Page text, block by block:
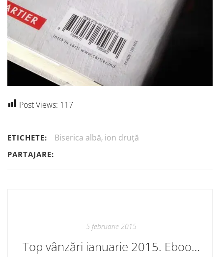
Post Views: 117
ETICHETE: Biserica albă, ion druță
PARTAJARE:
5 februarie 2015
Top vânzări ianuarie 2015. Ebook Cartier